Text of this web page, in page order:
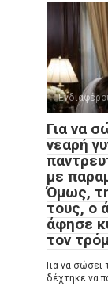
Για να
νεαρή
με
Όμως,
τους, ο
άφησε
τον
Για να σώσει
δέχτηκε να